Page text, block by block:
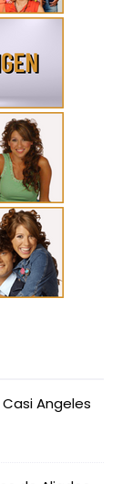
Angeles